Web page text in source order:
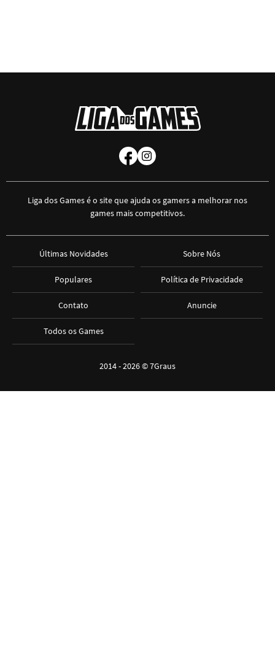
Liga dos Games é o site que ajuda os gamers a melhorar nos
games mais competitivos.
Últimas Novidades
Populares
Contato
Todos os Games
Sobre Nós
Política de Privacidade
Anuncie
2014 - 2026 ©7Graus